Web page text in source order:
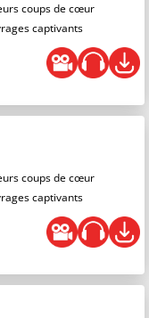
coups de cœur
captivants
coups de cœur
captivants